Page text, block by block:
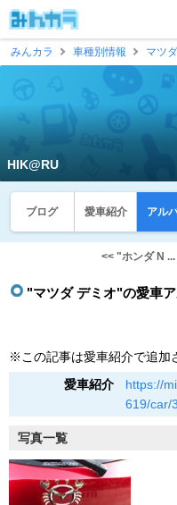
みんカラ
車種別情報 マツダ
HIK@RU
ブログ 愛車紹介 アル
<< "ホンダ N ...
"マツダ デミオ"の愛車
※この記事は愛車紹介で追加
愛車紹介
https://
619/car/
写真一覧